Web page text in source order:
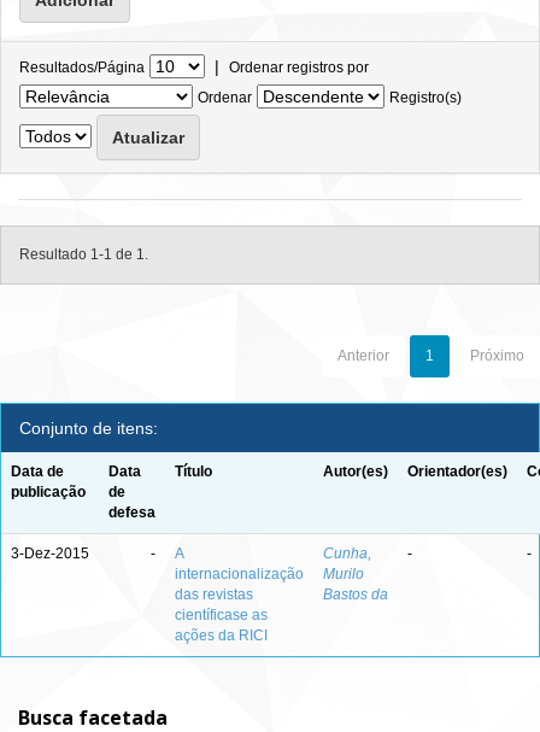
Resultados/Página | Ordenar registros por
Ordenar
Registro(s)
Resultado 1-1 de 1.
Anterior 1 Próximo
Conjunto de itens:
Data de
publicação
Data
de
defesa
Título Autor(es) Orientador(es)
3-Dez-2015 -
A
internacionalização
das revistas
científicase as
ações da RICI
Cunha,
Murilo
Bastos da
- -
Busca facetada